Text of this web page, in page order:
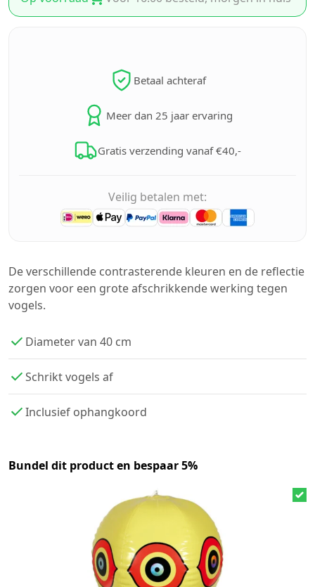
Betaal achteraf
Meer dan 25 jaar ervaring
Gratis verzending vanaf €40,-
Veilig betalen met:
De verschillende contrasterende kleuren en de reflectie
zorgen voor een grote afschrikkende werking tegen
vogels.
Diameter van 40 cm
Schrikt vogels af
Inclusief ophangkoord
Bundel dit product en bespaar 5%